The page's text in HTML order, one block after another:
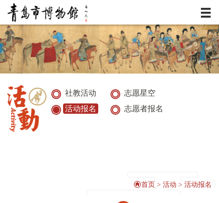
服务
资讯
展览
典藏
社教活动
志愿星空
活动报名
志愿者报名
首页 > 活动 > 活动报名